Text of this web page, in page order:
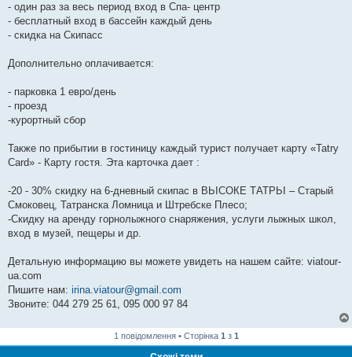
- один раз за весь период вход в Спа- центр
- бесплатный вход в бассейн каждый день
- скидка на Скипасс
Дополнительно оплачивается:
- парковка 1 евро/день
- проезд
-курортный сбор
Также по прибытии в гостиницу каждый турист получает карту «Tatry
Card» - Карту гостя. Эта карточка дает :
-20 - 30% скидку на 6-дневный скипас в ВЬІСОКЕ ТАТРЬІ – Старый
Смоковец, Татранска Ломница и Штребске Плесо;
-Скидку на аренду горнолыжного снаряжения, услуги лыжных школ,
вход в музей, пещеры и др.
Детальную информацию вы можете увидеть на нашем сайте: viatour-
ua.com
Пишите нам: irina.viatour@gmail.com
Звоните: 044 279 25 61, 095 000 97 84
1 повідомлення • Сторінка 1 з 1